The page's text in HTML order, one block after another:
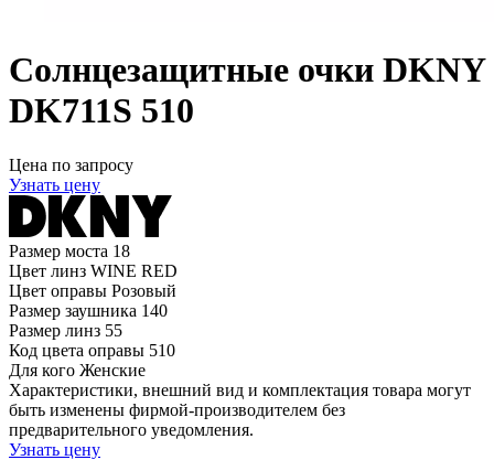
Солнцезащитные очки DKNY
DK711S 510
Цена по запросу
Узнать цену
Размер моста 18
Цвет линз WINE RED
Цвет оправы Розовый
Размер заушника 140
Размер линз 55
Код цвета оправы 510
Для кого Женские
Характеристики, внешний вид и комплектация товара могут
быть изменены фирмой-производителем без
предварительного уведомления.
Узнать цену